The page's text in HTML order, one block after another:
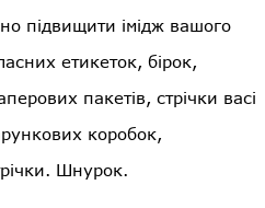
підвищити імідж вашого
етикеток, бірок,
пакетів, стрічки васі
коробок,
Шнурок.